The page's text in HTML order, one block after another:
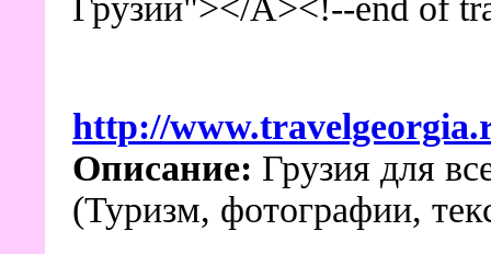
Грузии"></A><!--end of
http://
Описание: Грузия для
(Туризм, фотографии,